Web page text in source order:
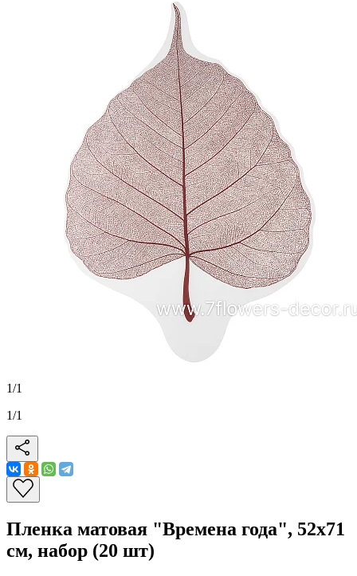
1/1
1/1
Пленка матовая "Времена года", 52x71
см, набор (20 шт)